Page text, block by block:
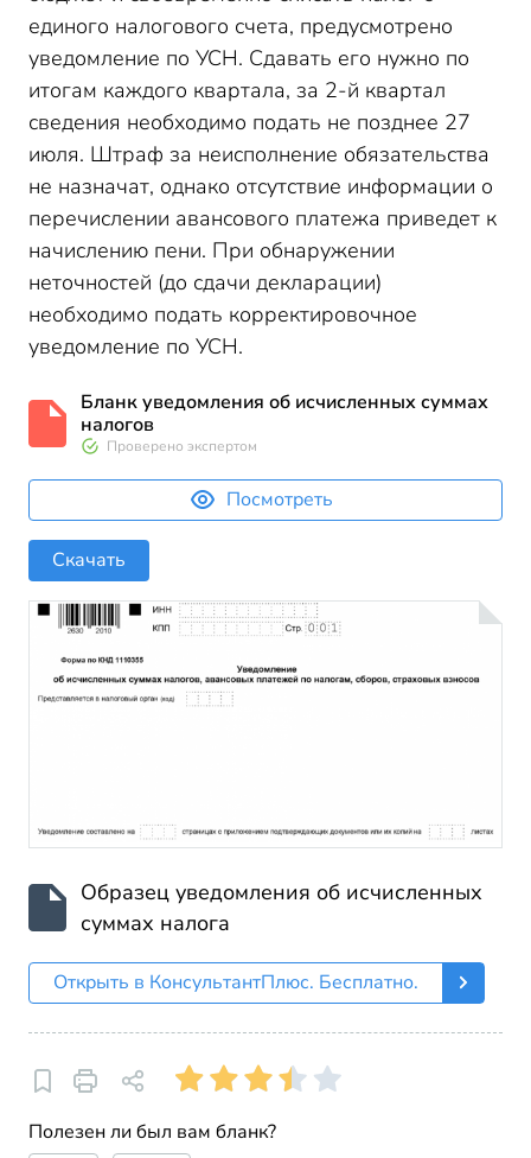
единого налогового счета, предусмотрено
уведомление по УСН. Сдавать его нужно по
итогам каждого квартала, за 2-й квартал
сведения необходимо подать не позднее 27
июля. Штраф за неисполнение обязательства
не назначат, однако отсутствие информации о
перечислении авансового платежа приведет к
начислению пени. При обнаружении
неточностей (до сдачи декларации)
необходимо подать корректировочное
уведомление по УСН.
Бланк уведомления об исчисленных суммах
налогов
Проверено экспертом
Посмотреть
Скачать
Образец уведомления об исчисленных
суммах налога
Открыть в КонсультантПлюс. Бесплатно.
Полезен ли был вам бланк?